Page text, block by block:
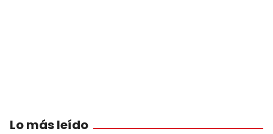
Lo más leído